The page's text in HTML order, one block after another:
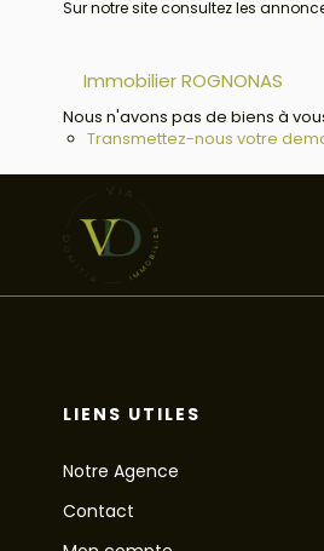
Sur notre site consultez les
Immobilier ROGNONAS
Nous n'avons pas de biens à
Transmettez-nous votre
LIENS UTILES
Notre Agence
Contact